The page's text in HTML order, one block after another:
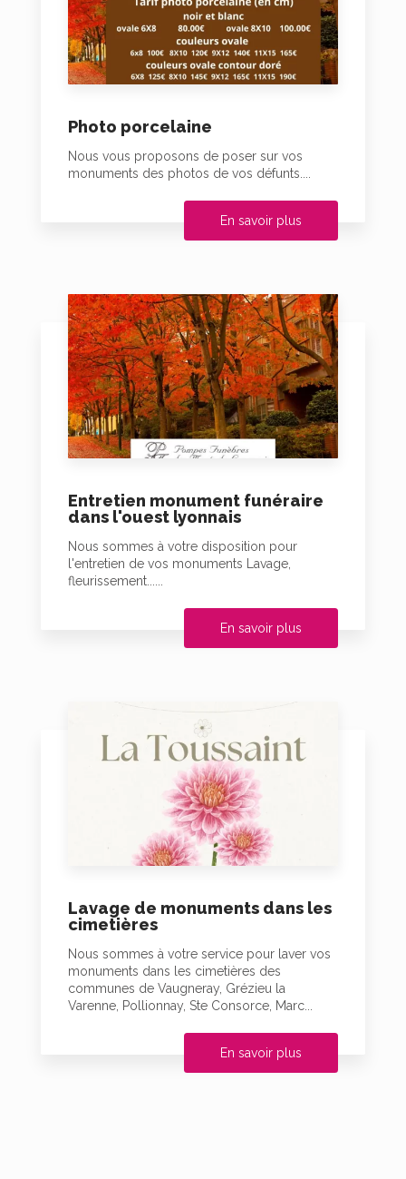
Photo porcelaine
Nous vous proposons de poser sur vos
monuments des photos de vos défunts....
En savoir plus
Entretien monument funéraire
dans l'ouest lyonnais
Nous sommes à votre disposition pour
l'entretien de vos monuments Lavage,
fleurissement......
En savoir plus
Lavage de monuments dans les
cimetières
Nous sommes à votre service pour laver vos
monuments dans les cimetières des
communes de Vaugneray, Grézieu la
Varenne, Pollionnay, Ste Consorce, Marc...
En savoir plus